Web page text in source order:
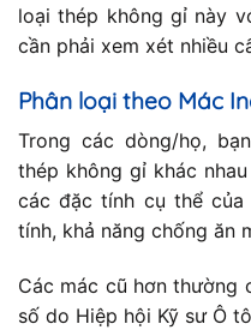
loại thép không gỉ này
cần phải xem xét nhiều
Phân loại theo Mác
Trong các dòng/họ,
thép không gỉ khác
các đặc tính cụ thể
tính, khả năng chống ăn
Các mác cũ hơn thường
số do Hiệp hội Kỹ sư Ô